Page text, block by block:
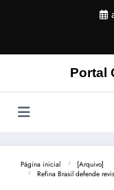
Portal
Página inicial
[Arquivo]
Refina Brasil defende